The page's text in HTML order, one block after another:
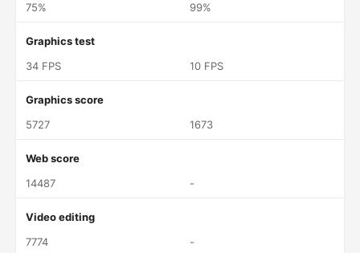
75%
99%
Graphics test
34 FPS
10 FPS
Graphics score
5727
1673
Web score
14487
-
Video editing
7774
-